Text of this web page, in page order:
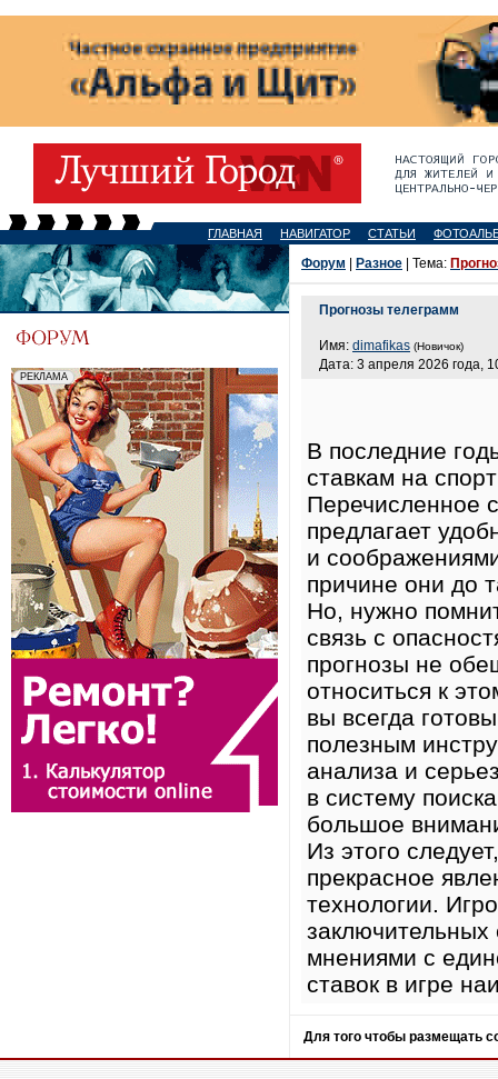
ГЛАВНАЯ НАВИГАТОР СТАТЬИ
Форум Разное | Тема:
Прогнозы телеграмм
Имя: dimafikas (Новичок)
Дата: 3 апреля 2026 года,
В последние
ставкам на
Перечисленное
предлагает
и
причине они до
Но, нужно
связь с
прогнозы не
относиться к
вы всегда
полезным
анализа и
в систему
большое
Из этого
прекрасное
технологии.
заключительных
мнениями с
ставок в игре
Для того чтобы размещать